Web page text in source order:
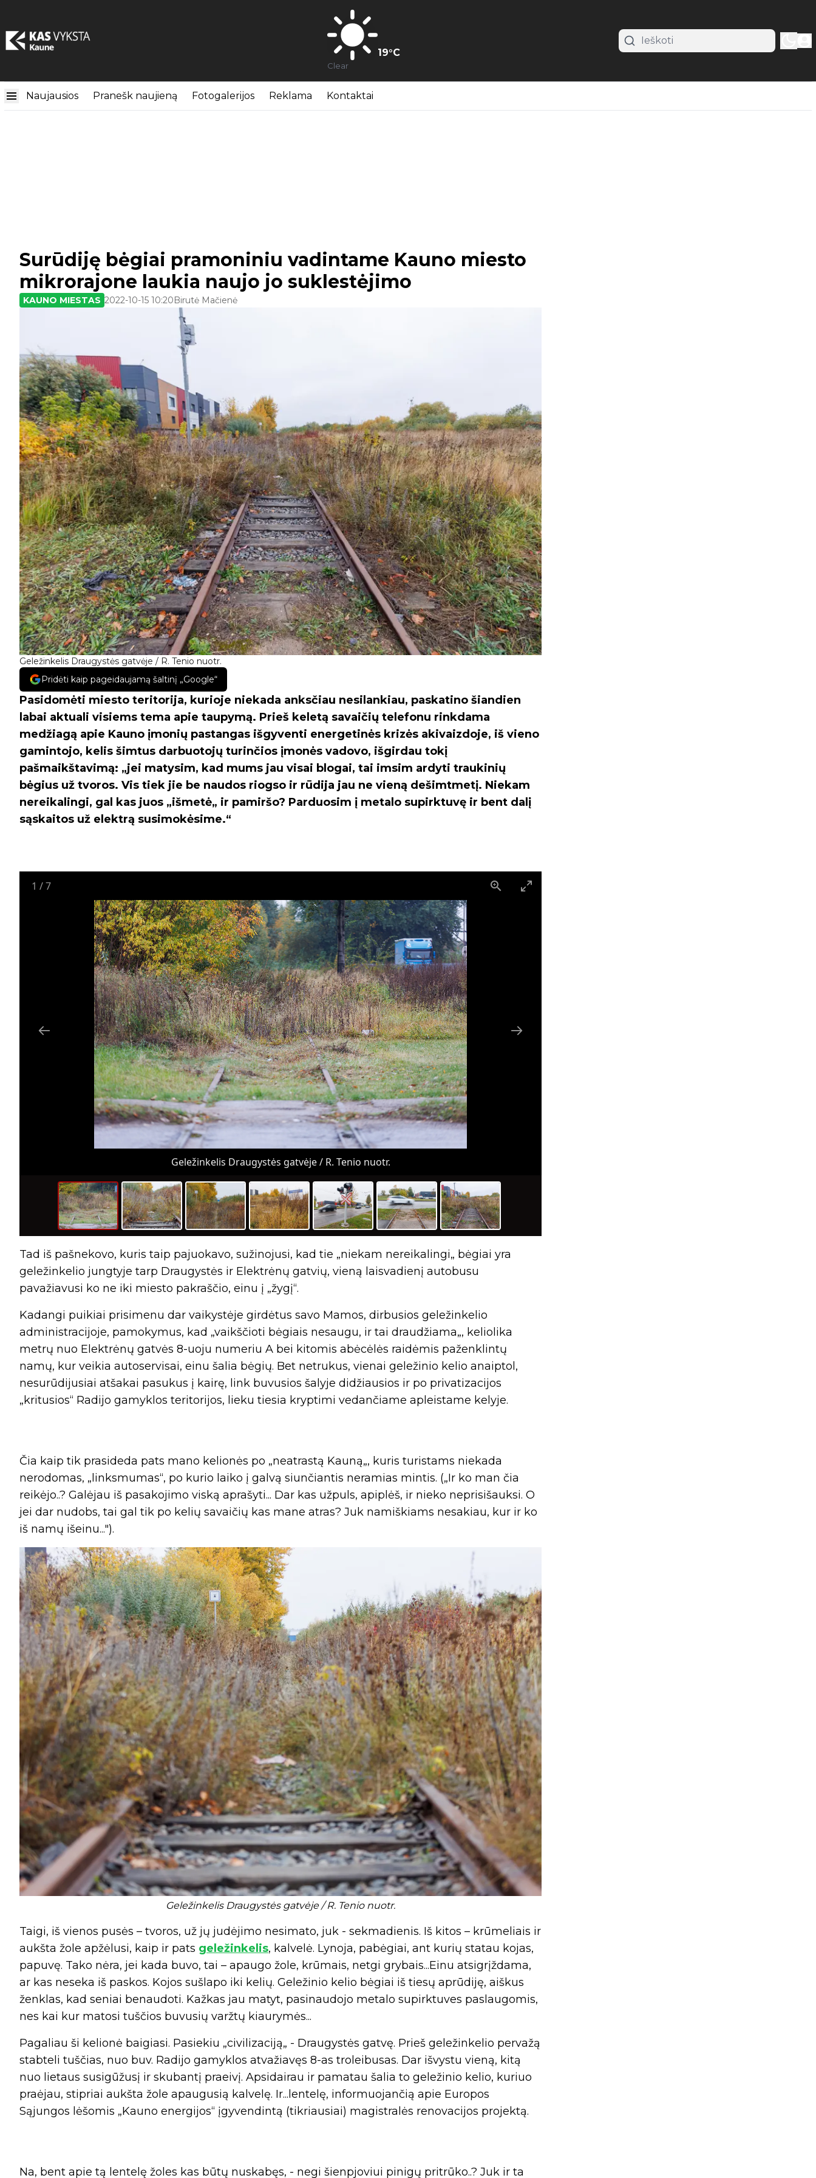
19°C
Clear
Naujausios Pranešk naujieną Fotogalerijos Reklama Kontaktai
Geležinkelis Draugystės gatvėje / R. Tenio nuotr.
Surūdiję bėgiai pramoniniu vadintame Kauno miesto
mikrorajone laukia naujo jo suklestėjimo
KAUNO MIESTAS 2022-10-15 10:20Birutė Mačienė
Pridėti kaip pageidaujamą šaltinį „Google“
Pasidomėti miesto teritorija, kurioje niekada anksčiau nesilankiau, paskatino šiandien
labai aktuali visiems tema apie taupymą. Prieš keletą savaičių telefonu rinkdama
medžiagą apie Kauno įmonių pastangas išgyventi energetinės krizės akivaizdoje, iš vieno
gamintojo, kelis šimtus darbuotojų turinčios įmonės vadovo, išgirdau tokį
pašmaikštavimą: „jei matysim, kad mums jau visai blogai, tai imsim ardyti traukinių
bėgius už tvoros. Vis tiek jie be naudos riogso ir rūdija jau ne vieną dešimtmetį. Niekam
nereikalingi, gal kas juos „išmetė„ ir pamiršo? Parduosim į metalo supirktuvę ir bent dalį
sąskaitos už elektrą susimokėsime.“
1 /7
Geležinkelis Draugystės gatvėje / R. Tenio nuotr.
Tad iš pašnekovo, kuris taip pajuokavo, sužinojusi, kad tie „niekam nereikalingi„ bėgiai yra
geležinkelio jungtyje tarp Draugystės ir Elektrėnų gatvių, vieną laisvadienį autobusu
pavažiavusi ko ne iki miesto pakraščio, einu į „žygį“.
Kadangi puikiai prisimenu dar vaikystėje girdėtus savo Mamos, dirbusios geležinkelio
administracijoje, pamokymus, kad „vaikščioti bėgiais nesaugu, ir tai draudžiama„, keliolika
metrų nuo Elektrėnų gatvės 8-uoju numeriu A bei kitomis abėcėlės raidėmis paženklintų
namų, kur veikia autoservisai, einu šalia bėgių. Bet netrukus, vienai geležinio kelio anaiptol,
nesurūdijusiai atšakai pasukus į kairę, link buvusios šalyje didžiausios ir po privatizacijos
„kritusios“ Radijo gamyklos teritorijos, lieku tiesia kryptimi vedančiame apleistame kelyje.
Čia kaip tik prasideda pats mano kelionės po „neatrastą Kauną„, kuris turistams niekada
nerodomas, „linksmumas“, po kurio laiko į galvą siunčiantis neramias mintis. („Ir ko man čia
reikėjo..? Galėjau iš pasakojimo viską aprašyti... Dar kas užpuls, apiplėš, ir nieko neprisišauksi. O
jei dar nudobs, tai gal tik po kelių savaičių kas mane atras? Juk namiškiams nesakiau, kur ir ko
iš namų išeinu...").
Geležinkelis Draugystės gatvėje / R. Tenio nuotr.
Taigi, iš vienos pusės – tvoros, už jų judėjimo nesimato, juk - sekmadienis. Iš kitos – krūmeliais ir
aukšta žole apžėlusi, kaip ir pats geležinkelis, kalvelė. Lynoja, pabėgiai, ant kurių statau kojas,
papuvę. Tako nėra, jei kada buvo, tai – apaugo žole, krūmais, netgi grybais...Einu atsigrįždama,
ar kas neseka iš paskos. Kojos sušlapo iki kelių. Geležinio kelio bėgiai iš tiesų aprūdiję, aiškus
ženklas, kad seniai benaudoti. Kažkas jau matyt, pasinaudojo metalo supirktuves paslaugomis,
nes kai kur matosi tuščios buvusių varžtų kiaurymės...
Pagaliau ši kelionė baigiasi. Pasiekiu „civilizaciją„ - Draugystės gatvę. Prieš geležinkelio pervažą
stabteli tuščias, nuo buv. Radijo gamyklos atvažiavęs 8-as troleibusas. Dar išvystu vieną, kitą
nuo lietaus susigūžusį ir skubantį praeivį. Apsidairau ir pamatau šalia to geležinio kelio, kuriuo
praėjau, stipriai aukšta žole apaugusią kalvelę. Ir...lentelę, informuojančią apie Europos
Sąjungos lėšomis „Kauno energijos“ įgyvendintą (tikriausiai) magistralės renovacijos projektą.
Na, bent apie tą lentelę žoles kas būtų nuskabęs, - negi šienpjoviui pinigų pritrūko..? Juk ir ta